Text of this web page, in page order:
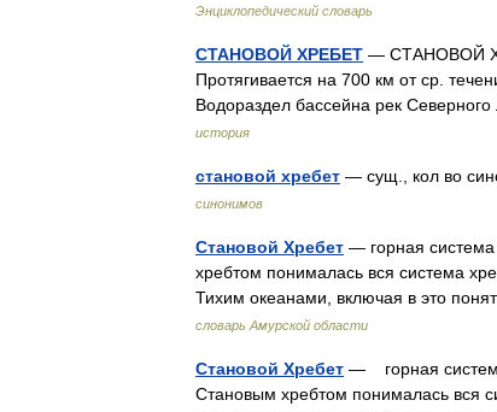
Энциклопедический словарь
СТАНОВОЙ ХРЕБЕТ — СТАНОВОЙ
Протягивается на 700 км от ср.
Водораздел бассейна рек
история
становой хребет — сущ., кол во
синонимов
Становой Хребет — горная
хребтом понималась вся система
Тихим океанами, включая в это
словарь Амурской области
Становой Хребет — горная
Становым хребтом понималась вся